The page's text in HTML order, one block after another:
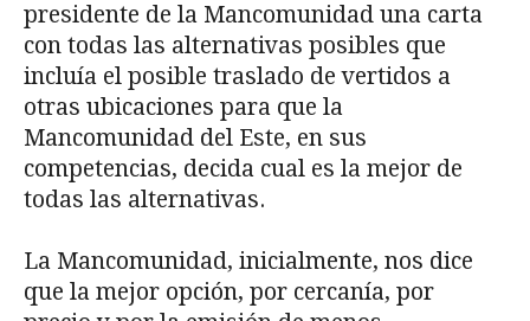
presidente de la Mancomunidad una carta
con todas las alternativas posibles que
incluía el posible traslado de vertidos a
otras ubicaciones para que la
Mancomunidad del Este, en sus
competencias, decida cual es la mejor de
todas las alternativas.
La Mancomunidad, inicialmente, nos dice
que la mejor opción, por cercanía, por